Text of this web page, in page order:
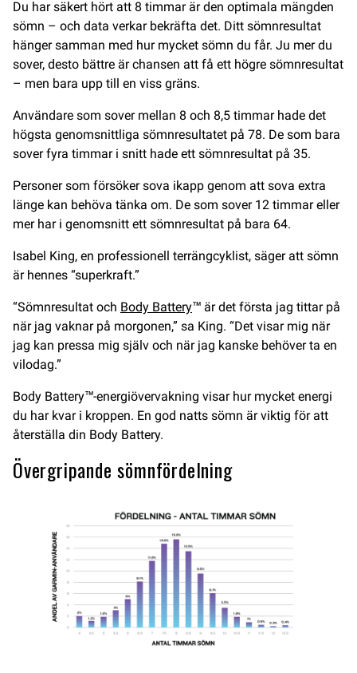
Du har säkert hört att 8 timmar är den optimala mängden
sömn – och data verkar bekräfta det. Ditt sömnresultat
hänger samman med hur mycket sömn du får. Ju mer du
sover, desto bättre är chansen att få ett högre sömnresultat
– men bara upp till en viss gräns.
Användare som sover mellan 8 och 8,5 timmar hade det
högsta genomsnittliga sömnresultatet på 78. De som bara
sover fyra timmar i snitt hade ett sömnresultat på 35.
Personer som försöker sova ikapp genom att sova extra
länge kan behöva tänka om. De som sover 12 timmar eller
mer har i genomsnitt ett sömnresultat på bara 64.
Isabel King, en professionell terrängcyklist, säger att sömn
är hennes “superkraft.”
“Sömnresultat och Body Battery™ är det första jag tittar på
när jag vaknar på morgonen,” sa King. “Det visar mig när
jag kan pressa mig själv och när jag kanske behöver ta en
vilodag.”
Body Battery™-energiövervakning visar hur mycket energi
du har kvar i kroppen. En god natts sömn är viktig för att
återställa din Body Battery.
Övergripande sömnfördelning